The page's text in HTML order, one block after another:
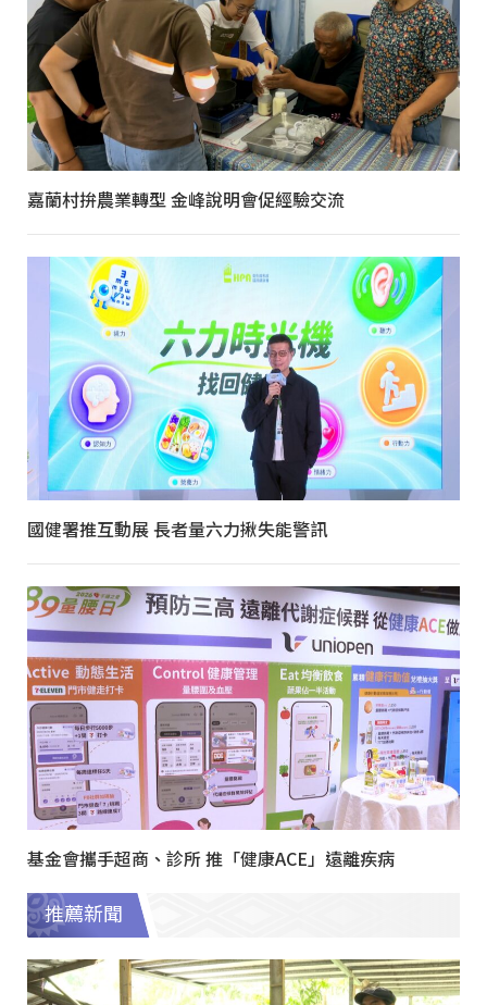
嘉蘭村拚農業轉型 金峰說明會促經驗交流
國健署推互動展 長者量六力揪失能警訊
基金會攜手超商、診所 推「健康ACE」遠離疾病
推薦新聞